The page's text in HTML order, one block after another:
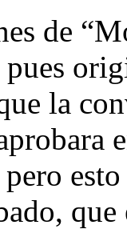
de
la
pero